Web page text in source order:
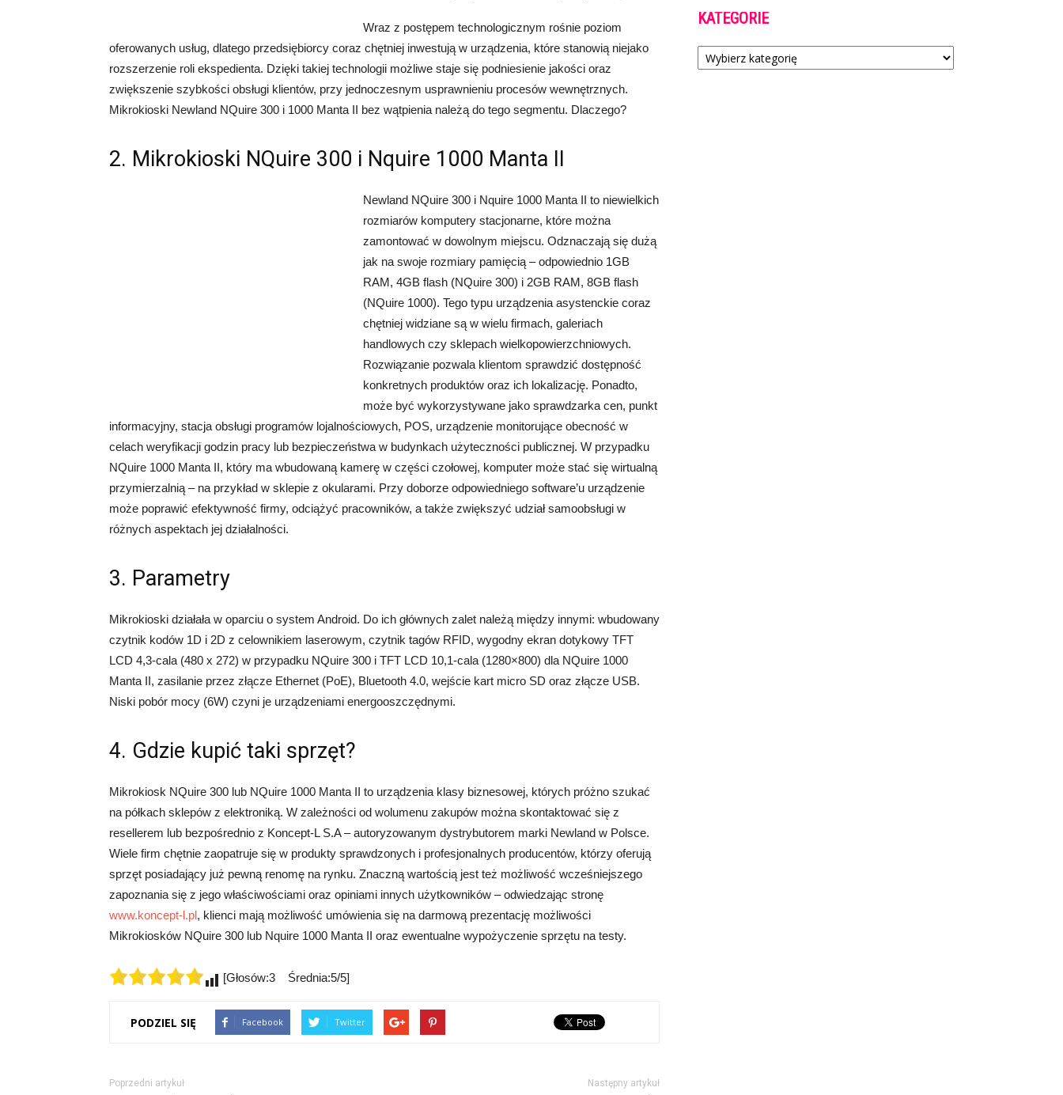
Wraz z postępem technologicznym rośnie poziom
oferowanych usług, dlatego przedsiębiorcy coraz chętniej inwestują w urządzenia, które stanowią niejako
rozszerzenie roli ekspedienta. Dzięki takiej technologii możliwe staje się podniesienie jakości oraz
zwiększenie szybkości obsługi klientów, przy jednoczesnym usprawnieniu procesów wewnętrznych.
Mikrokioski Newland NQuire 300 i 1000 Manta II bez wątpienia należą do tego segmentu. Dlaczego?
2. Mikrokioski NQuire 300 i Nquire 1000 Manta II
Newland NQuire 300 i Nquire 1000 Manta II to niewielkich
rozmiarów komputery stacjonarne, które można
zamontować w dowolnym miejscu. Odznaczają się dużą
jak na swoje rozmiary pamięcią – odpowiednio 1GB
RAM, 4GB flash (NQuire 300) i 2GB RAM, 8GB flash
(NQuire 1000). Tego typu urządzenia asystenckie coraz
chętniej widziane są w wielu firmach, galeriach
handlowych czy sklepach wielkopowierzchniowych.
Rozwiązanie pozwala klientom sprawdzić dostępność
konkretnych produktów oraz ich lokalizację. Ponadto,
może być wykorzystywane jako sprawdzarka cen, punkt
informacyjny, stacja obsługi programów lojalnościowych, POS, urządzenie monitorujące obecność w
celach weryfikacji godzin pracy lub bezpieczeństwa w budynkach użyteczności publicznej. W przypadku
NQuire 1000 Manta II, który ma wbudowaną kamerę w części czołowej, komputer może stać się wirtualną
przymierzalnią – na przykład w sklepie z okularami. Przy doborze odpowiedniego software’u urządzenie
może poprawić efektywność firmy, odciążyć pracowników, a także zwiększyć udział samoobsługi w
różnych aspektach jej działalności.
3. Parametry
Mikrokioski działała w oparciu o system Android. Do ich głównych zalet należą między innymi: wbudowany
czytnik kodów 1D i 2D z celownikiem laserowym, czytnik tagów RFID, wygodny ekran dotykowy TFT
LCD 4,3-cala (480 x 272) w przypadku NQuire 300 i TFT LCD 10,1-cala (1280×800) dla NQuire 1000
Manta II, zasilanie przez złącze Ethernet (PoE), Bluetooth 4.0, wejście kart micro SD oraz złącze USB.
Niski pobór mocy (6W) czyni je urządzeniami energooszczędnymi.
4. Gdzie kupić taki sprzęt?
Mikrokiosk NQuire 300 lub NQuire 1000 Manta II to urządzenia klasy biznesowej, których próżno szukać
na półkach sklepów z elektroniką. W zależności od wolumenu zakupów można skontaktować się z
resellerem lub bezpośrednio z Koncept-L S.A – autoryzowanym dystrybutorem marki Newland w Polsce.
Wiele firm chętnie zaopatruje się w produkty sprawdzonych i profesjonalnych producentów, którzy oferują
sprzęt posiadający już pewną renomę na rynku. Znaczną wartością jest też możliwość wcześniejszego
zapoznania się z jego właściwościami oraz opiniami innych użytkowników – odwiedzając stronę
www.koncept-l.pl, klienci mają możliwość umówienia się na darmową prezentację możliwości
Mikrokiosków NQuire 300 lub Nquire 1000 Manta II oraz ewentualne wypożyczenie sprzętu na testy.
[Głosów:3 Średnia:5/5]
PODZIEL SIĘ Facebook Twitter
Poprzedni artykuł Następny artykuł
KATEGORIE
Kategorie